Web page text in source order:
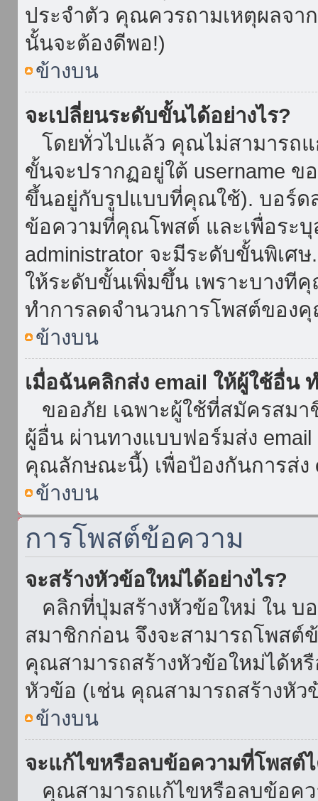
ประจำตัว คุณควรถามเหตุผลจา
นั้นจะต้องดีพอ!)
ข้างบน
จะเปลี่ยนระดับขั้นได้อย่างไร?
โดยทั่วไปแล้ว คุณไม่สามารถ
ขั้นจะปรากฏอยู่ใต้ username
ขึ้นอยู่กับรูปแบบที่คุณใช้). บอร์ด
ข้อความที่คุณโพสต์ และเพื่อระบุ
administrator จะมีระดับขั้นพิเศ
ให้ระดับขั้นเพิ่มขึ้น เพราะบางที
ทำการลดจำนวนการโพสต์ของ
ข้างบน
เมื่อฉันคลิกส่ง email ให้ผู้ใช้อื่น
ขออภัย เฉพาะผู้ใช้ที่สมัครสมา
ผู้อื่น ผ่านทางแบบฟอร์มส่ง
คุณลักษณะนี้) เพื่อป้องกันการส่ง
ข้างบน
การโพสต์ข้อความ
จะสร้างหัวข้อใหม่ได้อย่างไร?
คลิกที่ปุ่มสร้างหัวข้อใหม่ ใน บ
สมาชิกก่อน จึงจะสามารถโพส
คุณสามารถสร้างหัวข้อใหม่ได้ห
หัวข้อ (เช่น คุณสามารถสร้างหั
ข้างบน
จะแก้ไขหรือลบข้อความที่โพสต์ไ
คุณสามารถแก้ไขหรือลบข้อคว